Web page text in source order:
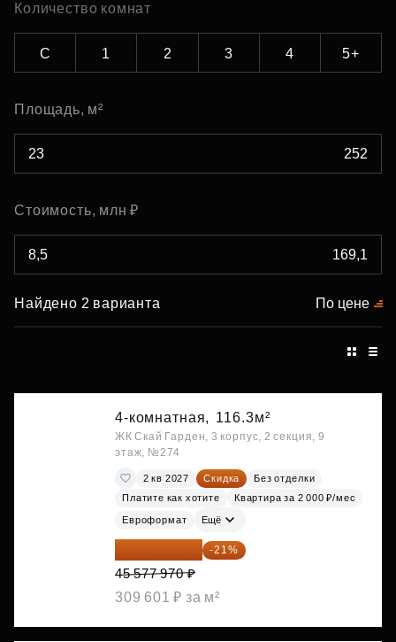
Количество комнат
С 1 2 3 4 5+
Площадь, м²
Стоимость, млн ₽
Найдено 2 варианта По цене
4-комнатная, 116.3м²
ЖК Скай Гарден, 3 корпус, 2 секция, 9
этаж, №274
2 кв 2027 Скидка
Без отделки
Платите как хотите
Квартира за 2 000 ₽/мес
Евроформат Ещё
36 006 596 ₽ -21%
45 577 970 ₽
309 601 ₽ за м²